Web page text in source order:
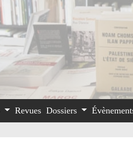
Revues Dossiers